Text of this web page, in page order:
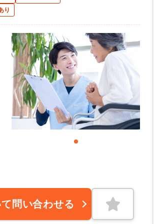
り
問い合わせる